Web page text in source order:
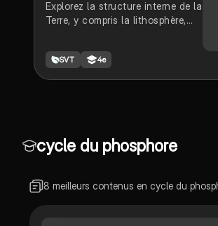
sismologie, le volcanisme, et les
anomalies magnétiques, offrant
des mouvements tectoniques et
de leur impact sur la géologie
terrestre.
Explorez la structure interne de la
Terre, y compris la lithosphère,
les mouvements des plaques
lithosphériques, les séismes et le
SVT 4e
cycle du phosphore
8 meilleurs contenus en cycle du